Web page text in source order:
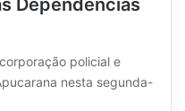
Dependências
policial e
nesta segunda-